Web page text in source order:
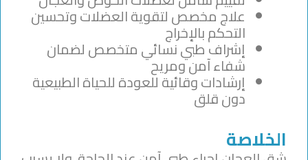
علاج مخصص لتقوية العضلات وتحسين
التحكم بالإخراج
إشراف طبي نسائي متخصص لضمان
شفاء آمن ومريح
إرشادات وقائية للعودة للحياة الطبيعية
دون قلق
الخلاصة